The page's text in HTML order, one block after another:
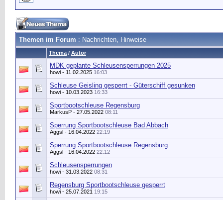
Themen im Forum : Nachrichten, Hinweise
Thema / Autor
MDK geplante Schleusensperrungen 2025
howi - 11.02.2025 16:03
Schleuse Geisling gesperrt - Güterschiff gesunken
howi - 10.03.2023 16:33
Sportbootschleuse Regensburg
MarkusP - 27.05.2022 08:11
Sperrung Sportbootschleuse Bad Abbach
Aggsl - 16.04.2022 22:19
Sperrung Sportbootschleuse Regensburg
Aggsl - 16.04.2022 22:12
Schleusensperrungen
howi - 31.03.2022 08:31
Regensburg Sportbootschleuse gesperrt
howi - 25.07.2021 19:15